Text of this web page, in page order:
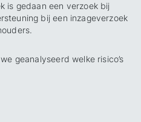
is gedaan een verzoek bij
bij een inzageverzoek
geanalyseerd welke risico’s